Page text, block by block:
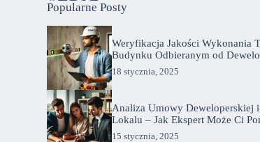
Popularne Posty
Weryfikacja Jakości Wykonania
Budynku Odbieranym od
18 stycznia, 2025
Analiza Umowy Deweloperskiej
Lokalu – Jak Ekspert Może Ci
15 stycznia, 2025